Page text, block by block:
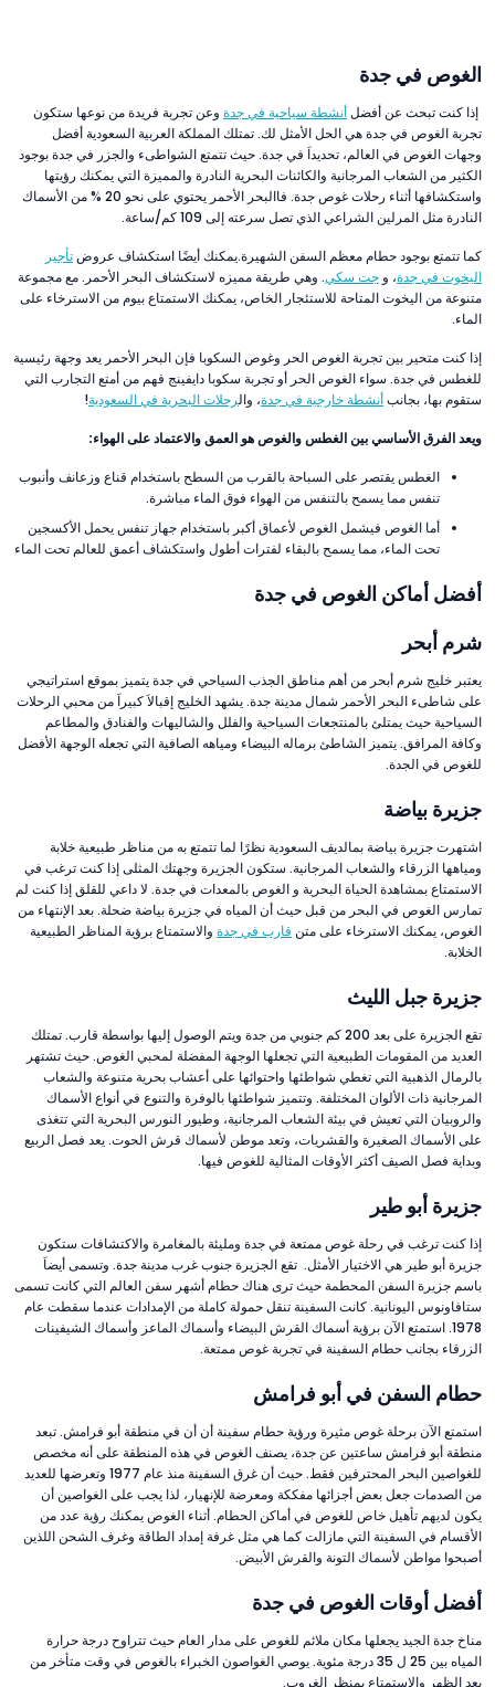
الغوص في جدة
إذا كنت تبحث عن أفضلأنشطة سياحية في جدة وعن تجربة فريدة من نوعها ستكون
تجربة الغوص في جدة هي الحل الأمثل لك. تمتلك المملكة العربية السعودية أفضل
وجهات الغوص في العالم، تحديداَ في جدة. حيث تتمتع الشواطىء والجزر في جدة بوجود
الكثير من الشعاب المرجانية والكائنات البحرية النادرة والمميزة التي يمكنك رؤيتها
واستكشافها أثناء رحلات غوص جدة. فاالبحر الأحمر يحتوي على نحو 20 % من الأسماك
النادرة مثل المرلين الشراعي الذي تصل سرعته إلى 109 كم/ساعة.
كما تتمتع بوجود حطام معظم السفن الشهيرة.يمكنك أيضًا استكشاف عروضتأجير
اليخوت في جدة، و جت سكي. وهي طريقة مميزه لاستكشاف البحر الأحمر. مع مجموعة
متنوعة من اليخوت المتاحة للاستئجار الخاص، يمكنك الاستمتاع بيوم من الاسترخاء على
الماء.
إذا كنت متحير بين تجربة الغوص الحر وغوص السكوبا فإن البحر الأحمر يعد وجهة رئيسية
للغطس في جدة. سواء الغوص الحر أو تجربة سكوبا دايفينج فهم من أمتع التجارب التي
ستقوم بها، بجانبأنشطة خارجية في جدة، والرحلات البحرية في السعودية!
ويعد الفرق الأساسي بين الغطس والغوص هو العمق والاعتماد على الهواء:
الغطس يقتصر على السباحة بالقرب من السطح باستخدام قناع وزعانف وأنبوب
تنفس مما يسمح بالتنفس من الهواء فوق الماء مباشرة.
أما الغوص فيشمل الغوص لأعماق أكبر باستخدام جهاز تنفس يحمل الأكسجين
تحت الماء، مما يسمح بالبقاء لفترات أطول واستكشاف أعمق للعالم تحت الماء
أفضل أماكن الغوص في جدة
شرم أبحر
يعتبر خليج شرم أبحر من أهم مناطق الجذب السياحي في جدة يتميز بموقع استراتيجي
على شاطىء البحر الأحمر شمال مدينة جدة. يشهد الخليج إقبالاَ كبيراَ من محبي الرحلات
السياحية حيث يمتلئ بالمنتجعات السياحية والفلل والشاليهات والفنادق والمطاعم
وكافة المرافق. يتميز الشاطئ برماله البيضاء ومياهه الصافية التي تجعله الوجهة الأفضل
للغوص في الجدة.
جزيرة بياضة
اشتهرت جزيرة بياضة بمالديف السعودية نظرًا لما تتمتع به من مناظر طبيعية خلابة
ومياهها الزرقاء والشعاب المرجانية. ستكون الجزيرة وجهتك المثلى إذا كنت ترغب في
الاستمتاع بمشاهدة الحياة البحرية و الغوص بالمعدات في جدة. لا داعي للقلق إذا كنت لم
تمارس الغوص في البحر من قبل حيث أن المياه في جزيرة بياضة ضحلة. بعد الإنتهاء من
الغوص، يمكنك الاسترخاء على متن قارب في جدة والاستمتاع برؤية المناظر الطبيعية
الخلابة.
جزيرة جبل الليث
تقع الجزيرة على بعد 200 كم جنوبي من جدة ويتم الوصول إليها بواسطة قارب. تمتلك
العديد من المقومات الطبيعية التي تجعلها الوجهة المفضلة لمحبي الغوص. حيث تشتهر
بالرمال الذهبية التي تغطي شواطئها واحتوائها على أعشاب بحرية متنوعة والشعاب
المرجانية ذات الألوان المختلفة. وتتميز شواطئها بالوفرة والتنوع في أنواع الأسماك
والروبيان التي تعيش في بيئة الشعاب المرجانية، وطيور النورس البحرية التي تتغذى
على الأسماك الصغيرة والقشريات، وتعد موطن لأسماك قرش الحوت. يعد فصل الربيع
وبداية فصل الصيف أكثر الأوقات المثالية للغوص فيها.
جزيرة أبو طير
إذا كنت ترغب في رحلة غوص ممتعة في جدة ومليئة بالمغامرة والاكتشافات ستكون
جزيرة أبو طير هي الاختيار الأمثل. تقع الجزيرة جنوب غرب مدينة جدة. وتسمى أيضاَ
باسم جزيرة السفن المحطمة حيث ترى هناك حطام أشهر سفن العالم التي كانت تسمى
ستافاونوس اليونانية. كانت السفينة تنقل حمولة كاملة من الإمدادات عندما سقطت عام
1978. استمتع الآن برؤية أسماك القرش البيضاء وأسماك الماعز وأسماك الشيفينات
الزرقاء بجانب حطام السفينة في تجربة غوص ممتعة.
حطام السفن في أبو فرامش
استمتع الآن برحلة غوص مثيرة ورؤية حطام سفينة أن أن في منطقة أبو فرامش. تبعد
منطقة أبو فرامش ساعتين عن جدة، يصنف الغوص في هذه المنطقة على أنه مخصص
للغواصين البحر المحترفين فقط. حيث أن غرق السفينة منذ عام 1977 وتعرضها للعديد
من الصدمات جعل بعض أجزائها مفككة ومعرضة للإنهيار، لذا يجب على الغواصين أن
يكون لديهم تأهيل خاص للغوص في أماكن الحطام. أثناء الغوص يمكنك رؤية عدد من
الأقسام في السفينة التي مازالت كما هي مثل غرفة إمداد الطاقة وغرف الشحن اللذين
أصبحوا مواطن لأسماك التونة والقرش الأبيض.
أفضل أوقات الغوص في جدة
مناخ جدة الجيد يجعلها مكان ملائم للغوص على مدار العام حيث تتراوح درجة حرارة
المياه بين 25 ل 35 درجة مئوية. يوصي الغواصون الخبراء بالغوص في وقت متأخر من
بعد الظهر والاستمتاع بمنظر الغروب.